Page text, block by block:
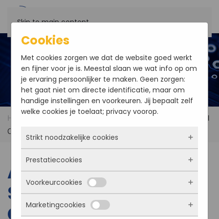
Skip to main content
Home
Another Intel® Atom™ Single Board
Computer from Evoc Intelligent Technology.
Another Intel® Atom™
Single Board
Cookies
Met cookies zorgen we dat de website goed werkt
en fijner voor je is. Meestal slaan we wat info op om
je ervaring persoonlijker te maken. Geen zorgen:
het gaat niet om directe identificatie, maar om
handige instellingen en voorkeuren. Jij bepaalt zelf
welke cookies je toelaat; privacy voorop.
Strikt noodzakelijke cookies
Deze cookies zorgen ervoor dat de website
überhaupt werkt. Ze zijn dus altijd actief en
kunnen niet worden uitgezet. Meestal worden
ze alleen geplaatst als jij iets doet, zoals
inloggen, een formulier invullen of je
Prestatiecookies
Met deze cookies zien we hoe vaak onze site
bezocht wordt, waar bezoekers vandaan
komen en welke pagina’s populair zijn. Zo
Voorkeurcookies
Deze cookies onthouden jouw voorkeuren.
Marketingcookies